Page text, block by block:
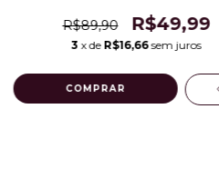
R$89,90 R$49,99
3 x de R$16,66 sem juros
COMPRAR